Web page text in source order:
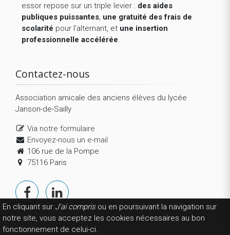
En cliquant sur J'ai comprisou en poursuivant la navigation sur
notre site, vous acceptez les cookies nécessaires au bon
fonctionnement de celui-ci.
essor repose sur un triple levier : des aides
publiques puissantes, une gratuité des frais de
scolarité pour l’alternant, et une insertion
professionnelle accélérée.
Contactez-nous
Association amicale des anciens élèves du lycée
Janson-de-Sailly
Via notre formulaire
Envoyez-nous un e-mail
106 rue de la Pompe
75116 Paris